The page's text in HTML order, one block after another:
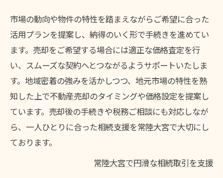
市場の動向や物件の特性を踏まえながらご希望に合った
活用プランを提案し、納得のいく形で手続きを進めてい
ます。売却をご希望する場合には適正な価格査定を行
い、スムーズな契約へとつながるようサポートいたしま
す。地域密着の強みを活かしつつ、地元市場の特性を熟
知した上で不動産売却のタイミングや価格設定を提案し
ています。売却後の手続きや税務ご相談にも対応しなが
ら、一人ひとりに合った相続支援を常陸大宮で大切にし
ております。
常陸大宮で円滑な相続取引を支援